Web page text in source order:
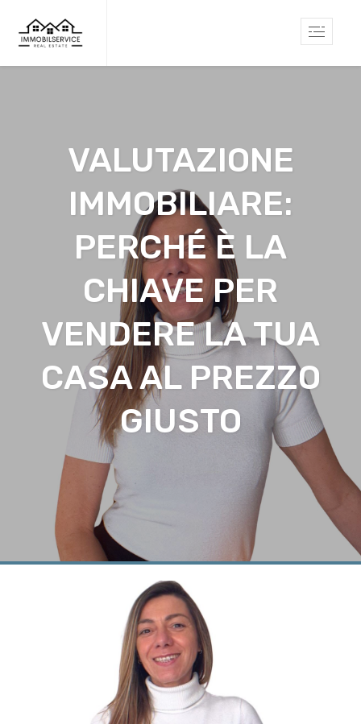
VALUTAZIONE
IMMOBILIARE:
PERCHÉ È LA
CHIAVE PER
VENDERE LA TUA
CASA AL PREZZO
GIUSTO